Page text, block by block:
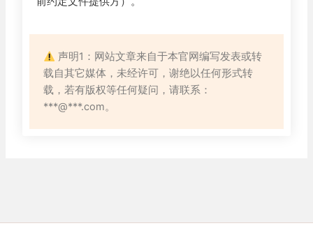
声明1：网站文章来自于本官网编写发表或转
载自其它媒体，未经许可，谢绝以任何形式转
载，若有版权等任何疑问，请联系：
***@***.com。